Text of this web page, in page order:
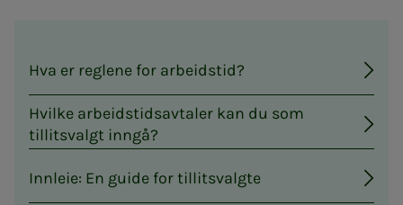
Hva er reglene for arbeidstid?
Hvilke arbeidstidsavtaler kan du som
tillitsvalgt inngå?
Innleie: En guide for tillitsvalgte